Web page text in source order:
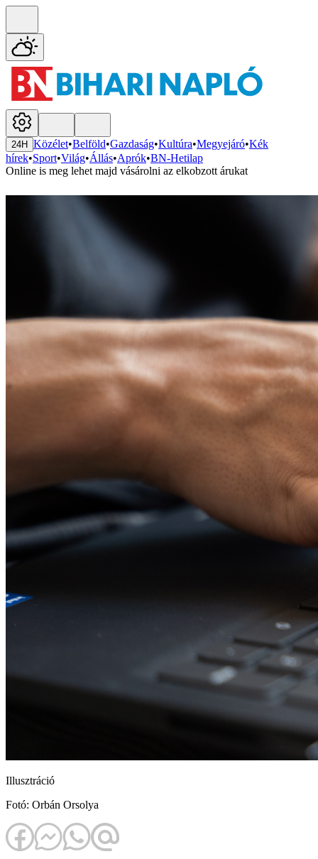
24H Közélet•Belföld•Gazdaság•Kultúra•Megyejáró•Kék
hírek•Sport•Világ•Állás•Aprók•BN-Hetilap
Online is meg lehet majd vásárolni az elkobzott árukat
Illusztráció
Fotó: Orbán Orsolya